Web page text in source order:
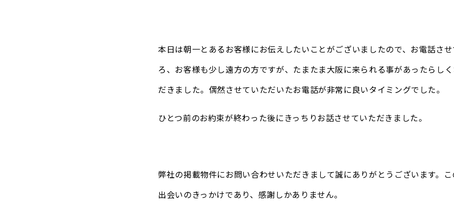
本日は朝一とあるお客様にお伝えしたいことがございましたので、お電話さ
ろ、お客様も少し遠方の方ですが、たまたま大阪に来られる事があったらし
だきました。偶然させていただいたお電話が非常に良いタイミングでした。
ひとつ前のお約束が終わった後にきっちりお話させていただきました。
弊社の掲載物件にお問い合わせいただきまして誠にありがとうございます。
出会いのきっかけであり、感謝しかありません。